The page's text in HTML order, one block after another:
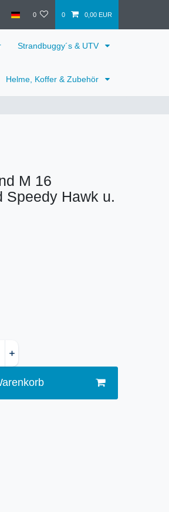
0 0 0,00 EUR
Strandbuggy´s & UTV
Helme, Koffer & Zubehör
M 16
Speedy Hawk u.